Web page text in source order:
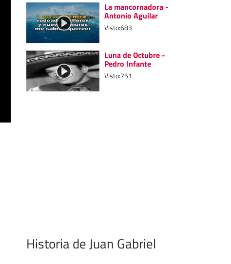
La mancornadora -
Antonio Aguilar
Visto:683
Luna de Octubre -
Pedro Infante
Visto:751
Historia de Juan Gabriel